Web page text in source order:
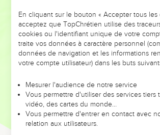
Il la démontre dans le temps présent de
juste tout en déclarant juste celui qui a la
Où est donc la raison de se montrer fier
Par quelle loi ? Par celle des œuvres ? Non,
En effet, nous estimons que l'homme est
la foi, indépendamment des œuvres de la
Ou bien Dieu est-il seulement le Dieu
pas aussi celui des non-Juifs ? Oui, il est
En cliquant sur le bouton « Accepter tous les
acceptez que TopChrétien utilise des
cookies ou l'identifiant unique de votre
traite vos données à caractère personnel
données de navigation et les informations
votre compte utilisateur) dans les buts
Mesurer l'audience de notre service
Vous permettre d'utiliser des services tiers
vidéo, des cartes du monde…
Vous permettre d'entrer en contact avec
relation aux utilisateurs.